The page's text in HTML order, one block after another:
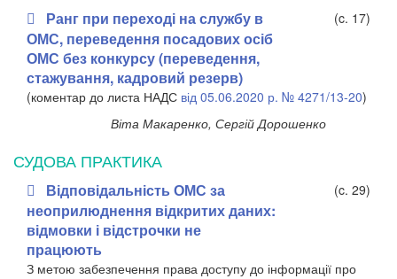
Ранг при переході на службу в
ОМС, переведення посадових осіб
ОМС без конкурсу (переведення,
стажування, кадровий резерв)
(c. 17)
(коментар до листа НАДС від 05.06.2020 р. № 4271/13-20)
Віта Макаренко, Сергій Дорошенко
СУДОВА ПРАКТИКА
Відповідальність ОМС за
неоприлюднення відкритих даних:
відмовки і відстрочки не
працюють
(c. 29)
З метою забезпечення права доступу до інформації про